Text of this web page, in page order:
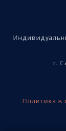
г.
Политика в